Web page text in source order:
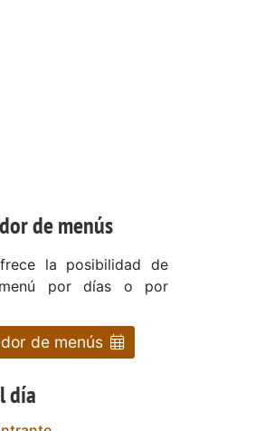
de menús
la posibilidad de
por días o por
de menús
día